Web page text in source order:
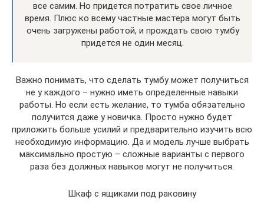
все самим. Но придется потратить свое личное
время. Плюс ко всему частные мастера могут быть
очень загружены работой, и прождать свою тумбу
придется не один месяц.
Важно понимать, что сделать тумбу может получиться
не у каждого – нужно иметь определенные навыки
работы. Но если есть желание, то тумба обязательно
получится даже у новичка. Просто нужно будет
приложить больше усилий и предварительно изучить всю
необходимую информацию. Да и модель лучше выбрать
максимально простую – сложные варианты с первого
раза без должных навыков могут не получиться.
Шкаф с ящиками под раковину